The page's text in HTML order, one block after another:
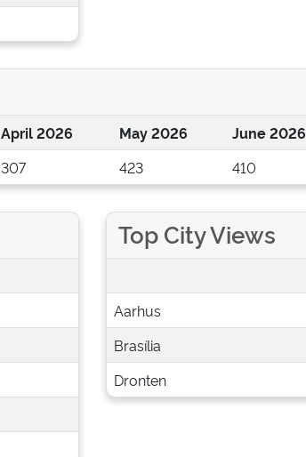
April 2026 May 2026 June 2026
307 423 410
Top City Views
Aarhus
Brasília
Dronten